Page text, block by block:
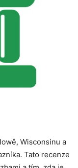
Wisconsinu a
Tato recenze